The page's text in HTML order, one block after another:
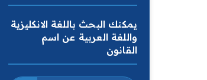
يمكنك البحث باللغة الانكليزية
واللغة العربية عن اسم
القانون